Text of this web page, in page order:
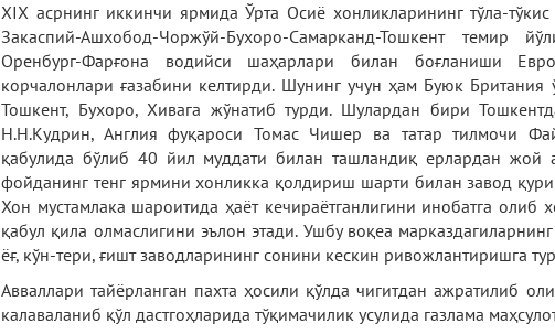
XIX асрнинг иккинчи ярмида Ўрта Осиё хонликларининг тўла-
Закаспий-Ашхобод-Чоржўй-Бухоро-Самарканд-Тошкент темир
Оренбург-Фарғона водийси шаҳарлари билан боғланиши
корчалонлари ғазабини келтирди. Шунинг учун ҳам Буюк Британия
Тошкент, Бухоро, Хивага жўнатиб турди. Шулардан бири
Н.Н.Кудрин, Англия фуқароси Томас Чишер ва татар тилмочи
қабулида бўлиб 40 йил муддати билан ташландиқ ерлардан жой
фойданинг тенг ярмини хонликка қолдириш шарти билан завод
Хон мустамлака шароитида ҳаёт кечираётганлигини инобатга олиб
қабул қила олмаслигини эълон этади. Ушбу воқеа
ёғ, кўн-тери, ғишт заводларининг сонини кескин ривожлантиришга
Авваллари тайёрланган пахта ҳосили қўлда чигитдан ажратилиб
калаваланиб қўл дастгоҳларида тўқимачилик усулида газлама